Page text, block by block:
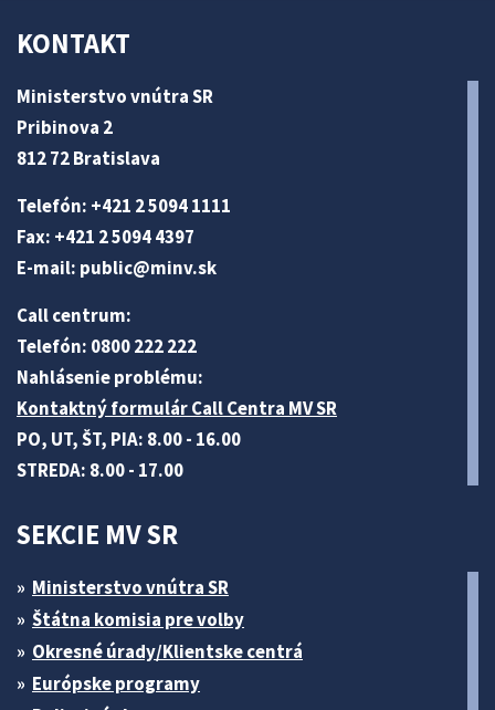
KONTAKT
Ministerstvo vnútra SR
Pribinova 2
812 72 Bratislava
Telefón: +421 2 5094 1111
Fax: +421 2 5094 4397
E-mail: public@minv.sk
Call centrum:
Telefón: 0800 222 222
Nahlásenie problému:
Kontaktný formulár Call Centra MV SR
PO, UT, ŠT, PIA: 8.00 - 16.00
STREDA: 8.00 - 17.00
SEKCIE MV SR
Ministerstvo vnútra SR
Štátna komisia pre volby
Okresné úrady/Klientske centrá
Európske programy